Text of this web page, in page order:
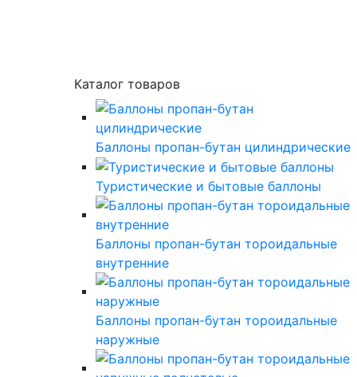
Каталог товаров
Баллоны пропан-бутан цилиндрические
Туристические и бытовые баллоны
Баллоны пропан-бутан тороидальные
внутренние
Баллоны пропан-бутан тороидальные
наружные